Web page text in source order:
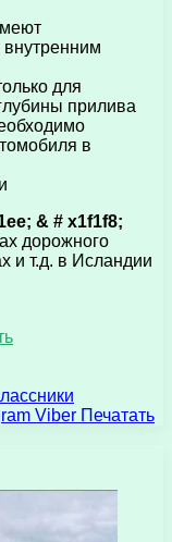
для
прилива
в
& # x1f1f8;
дорожного
и т.д. в Исландии
Viber Печатать